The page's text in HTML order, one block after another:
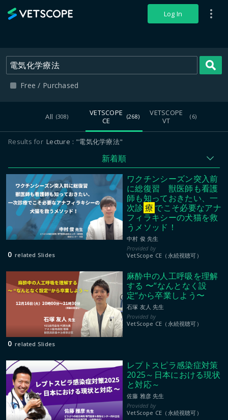
Log In
Free / Purchased
All (308)
VETSCOPE
CE
(268)
VETSCOPE
VT
(6)
Results for Lecture "電気化学療法"
新着順
ワクチンシーズン突入前
に総復習 獣医師も看護
師も知っておきたい、一
次診 療 でこそ必要なアナ
フィラキシーの犬猫を救
うメソッド！
中村 俊 先生
VetScope CE（永続視聴可）
0 related Slides
麻酔中の人工呼吸を理解
する 〜“なんとなく設
定“から卒業しよう〜
石塚 友人 先生
VetScope CE（永続視聴可）
0 related Slides
レプトスピラ感染症対策
2025～日本における現状
と対応～
佐藤 雅彦 先生
VetScope CE（永続視聴可）